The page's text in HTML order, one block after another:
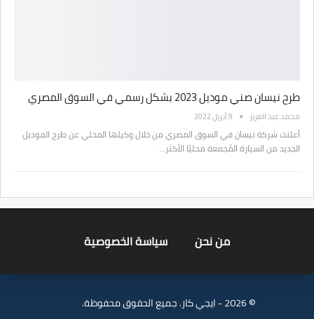
طرح نيسان صني موديل 2023 بشكل رسمي في السوق المصري
محمد عبد العزيز 9 أبريل 2022
أعلنت شركة نيسان في السوق المصري من خلال وكيلها المحلي عن طرح الموديل
الجديد من السيارة المُجمعة محليًا الأكثر…
من نحن سياسة الخصوصية
© 2026 - ايجي كار. جميع الحقوق محفوظة.